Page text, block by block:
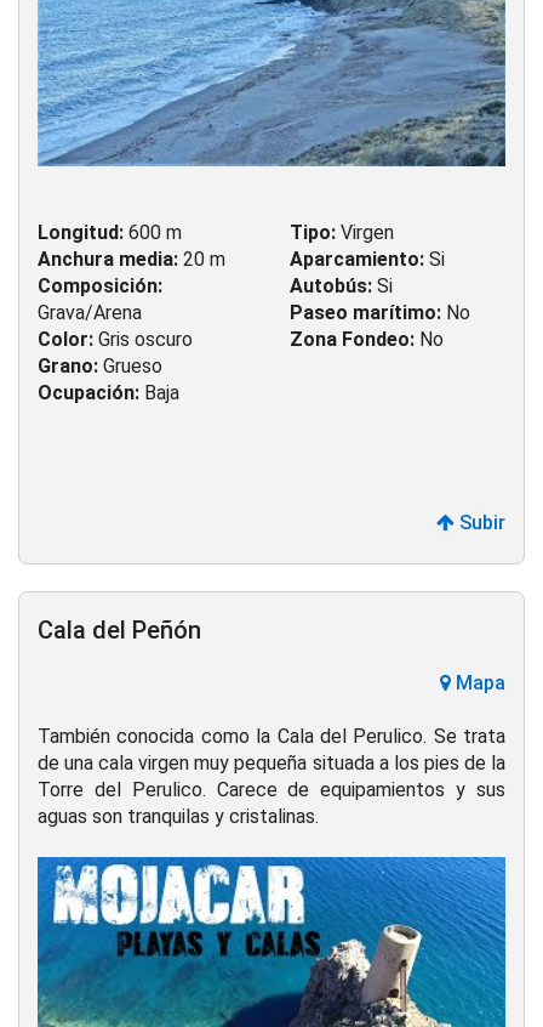
Longitud: 600 m
Anchura media: 20 m
Composición:
Grava/Arena
Color: Gris oscuro
Grano: Grueso
Ocupación: Baja
Tipo: Virgen
Aparcamiento: Si
Autobús: Si
Paseo marítimo: No
Zona Fondeo: No
Subir
Cala del Peñón
Mapa
También conocida como la Cala del Perulico. Se trata
de una cala virgen muy pequeña situada a los pies de la
Torre del Perulico. Carece de equipamientos y sus
aguas son tranquilas y cristalinas.